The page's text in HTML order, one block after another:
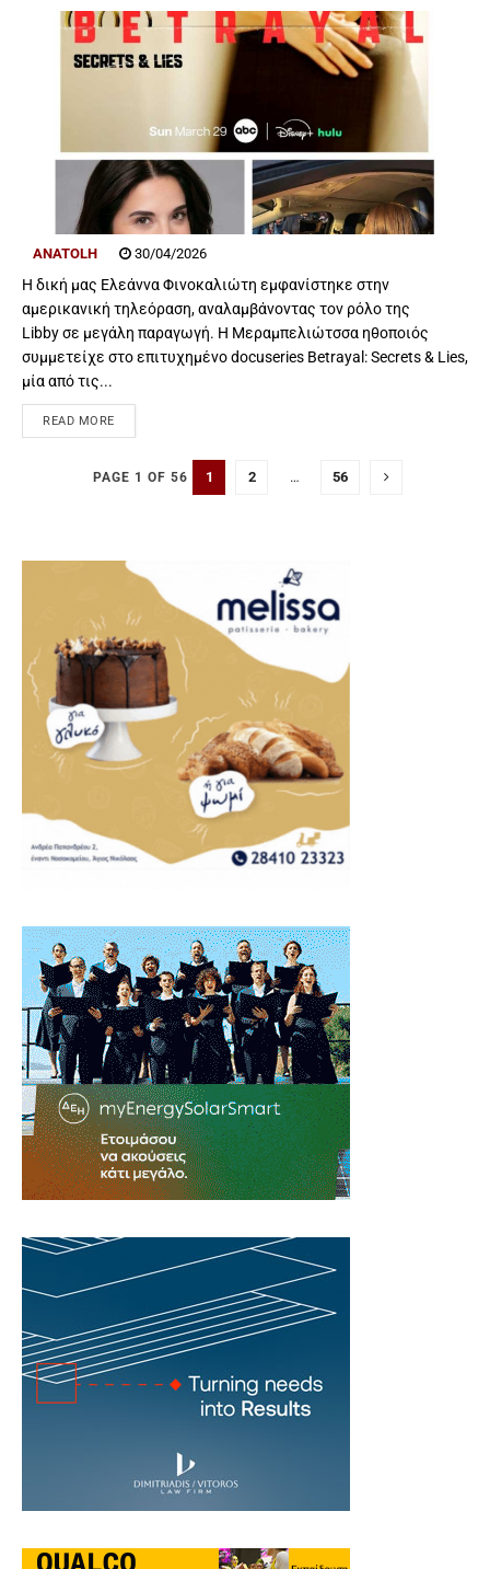
ANATOLH 30/04/2026
Η δική μας Ελεάννα Φινοκαλιώτη εμφανίστηκε στην
αμερικανική τηλεόραση, αναλαμβάνοντας τον ρόλο της
Libby σε μεγάλη παραγωγή. Η Μεραμπελιώτσσα ηθοποιός
συμμετείχε στο επιτυχημένο docuseries Betrayal: Secrets & Lies,
μία από τις...
READ MORE
PAGE 1 OF 56 1 2 … 56